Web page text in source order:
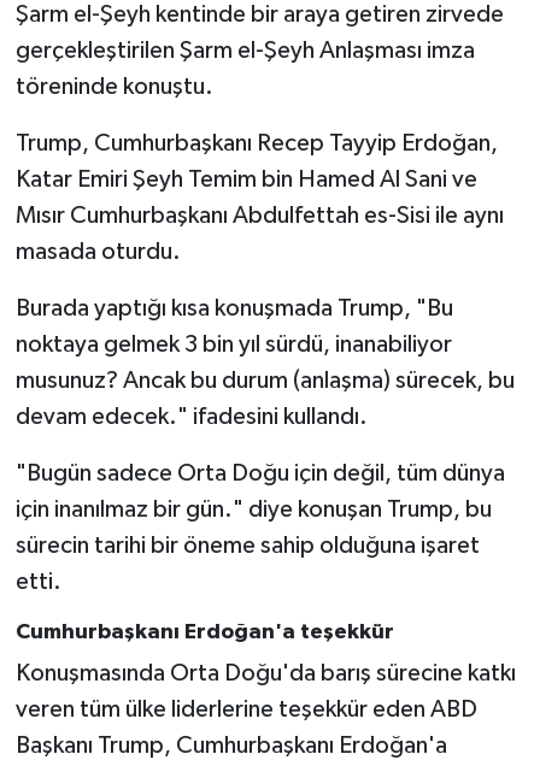
Şarm el-Şeyh kentinde bir araya getiren zirvede
gerçekleştirilen Şarm el-Şeyh Anlaşması imza
töreninde konuştu.
Trump, Cumhurbaşkanı Recep Tayyip Erdoğan,
Katar Emiri Şeyh Temim bin Hamed Al Sani ve
Mısır Cumhurbaşkanı Abdulfettah es-Sisi ile aynı
masada oturdu.
Burada yaptığı kısa konuşmada Trump, "Bu
noktaya gelmek 3 bin yıl sürdü, inanabiliyor
musunuz? Ancak bu durum (anlaşma) sürecek, bu
devam edecek." ifadesini kullandı.
"Bugün sadece Orta Doğu için değil, tüm dünya
için inanılmaz bir gün." diye konuşan Trump, bu
sürecin tarihi bir öneme sahip olduğuna işaret
etti.
Cumhurbaşkanı Erdoğan'a teşekkür
Konuşmasında Orta Doğu'da barış sürecine katkı
veren tüm ülke liderlerine teşekkür eden ABD
Başkanı Trump, Cumhurbaşkanı Erdoğan'a